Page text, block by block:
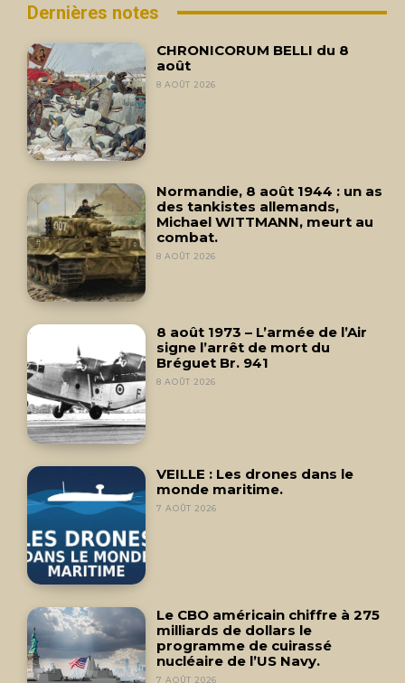
Dernières notes
CHRONICORUM BELLI du 8
août
8 AOÛT 2026
Normandie, 8 août 1944 : un as
des tankistes allemands,
Michael WITTMANN, meurt au
combat.
8 AOÛT 2026
8 août 1973 – L’armée de l’Air
signe l’arrêt de mort du
Bréguet Br. 941
8 AOÛT 2026
VEILLE : Les drones dans le
monde maritime.
7 AOÛT 2026
Le CBO américain chiffre à 275
milliards de dollars le
programme de cuirassé
nucléaire de l’US Navy.
7 AOÛT 2026